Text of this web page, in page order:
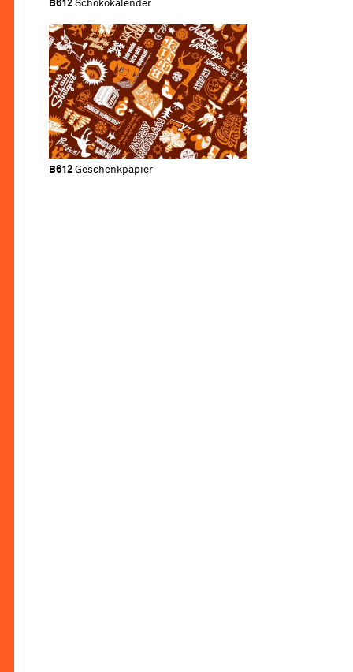
B612 Schokokalender
B612 Geschenkpapier